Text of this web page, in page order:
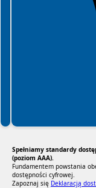
Spełniamy standardy
(poziom AAA).
Fundamentem powstania
dostępności cyfrowej.
Zapoznaj się Deklaracją